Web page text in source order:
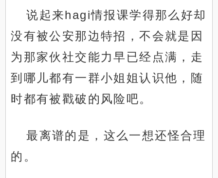
说起来hagi情报课学得那么好却
没有被公安那边特招，不会就是因
为那家伙社交能力早已经点满，走
到哪儿都有一群小姐姐认识他，随
时都有被戳破的风险吧。
最离谱的是，这么一想还怪合理
的。